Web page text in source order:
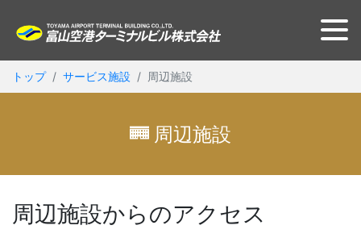
トップ サービス施設 周辺施設
周辺施設
周辺施設からのアクセス